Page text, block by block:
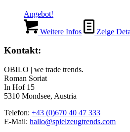
Angebot!
Weitere Infos Zeige
Kontakt:
OBILO | we trade trends.
Roman Soriat
In Hof 15
5310 Mondsee, Austria
Telefon: +43 (0)670 40 47 333
E-Mail: hallo@spielzeugtrends.com